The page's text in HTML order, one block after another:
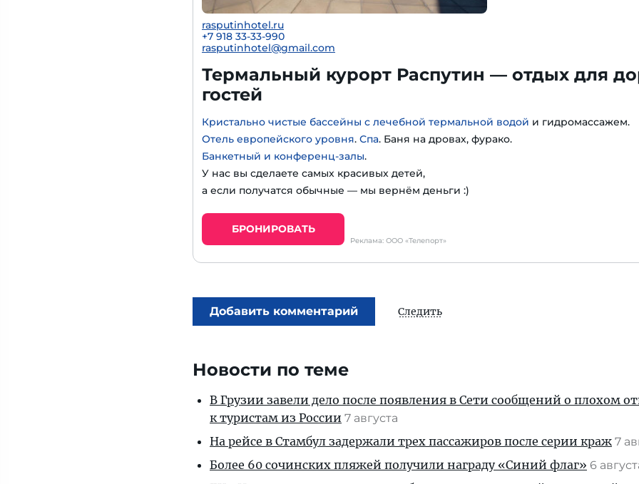
rasputinhotel.ru
+7 918 33-33-990
rasputinhotel@gmail.com
Термальный курорт Распутин — отдых для
гостей
Кристально чистые бассейны с лечебной термальной водой и гидромассажем.
Отель европейского уровня. Спа. Баня на дровах, фурако.
Банкетный и конференц-залы.
У нас вы сделаете самых красивых детей,
а если получатся обычные — мы вернём деньги :)
БРОНИРОВАТЬ
Реклама: ООО «Телепорт»
Добавить комментарий Следить
Новости по теме
В Грузии завели дело после появления в Сети сообщений о плохом
к туристам из России 7 августа
На рейсе в Стамбул задержали трех пассажиров после серии краж 7
Более 60 сочинских пляжей получили награду «Синий флаг» 6